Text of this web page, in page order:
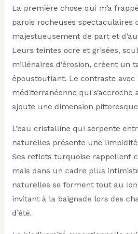
La première chose qui m’a
parois rocheuses spectaculaires
majestueusement de part et
Leurs teintes ocre et grisées,
millénaires d’érosion, créent un
époustouflant. Le contraste avec
méditerranéenne qui s’accroche
ajoute une dimension
L’eau cristalline qui serpente
naturelles présente une
Ses reflets turquoise rappellent
mais dans un cadre plus
naturelles se forment tout au
invitant à la baignade lors des
d’été.